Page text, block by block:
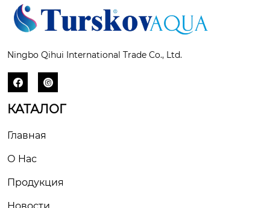
Ningbo Qihui International Trade Co., Ltd.
 
КАТАЛОГ
Главная
О Hас
Продукция